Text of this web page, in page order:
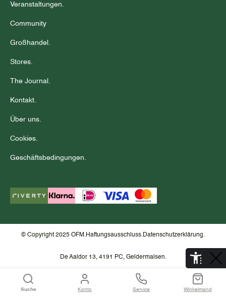
Veranstaltungen.
Community
Großhandel.
Stores.
The Journal.
Kontakt.
Über uns.
Cookies.
Geschäftsbedingungen.
© Copyright 2025 OFM.Haftungsausschluss.Datenschutzerklärung.
De Aaldor 13, 4191 PC, Geldermalsen.
Suche Konto Service Winkelmand